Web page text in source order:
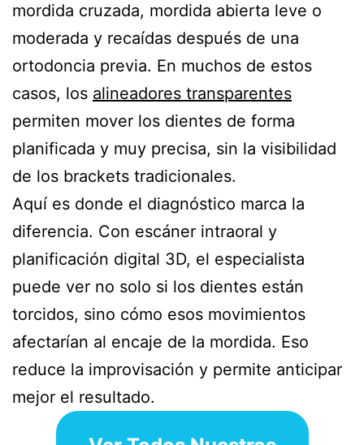
mordida cruzada, mordida abierta leve o
moderada y recaídas después de una
ortodoncia previa. En muchos de estos
casos, los alineadores transparentes
permiten mover los dientes de forma
planificada y muy precisa, sin la visibilidad
de los brackets tradicionales.
Aquí es donde el diagnóstico marca la
diferencia. Con escáner intraoral y
planificación digital 3D, el especialista
puede ver no solo si los dientes están
torcidos, sino cómo esos movimientos
afectarían al encaje de la mordida. Eso
reduce la improvisación y permite anticipar
mejor el resultado.